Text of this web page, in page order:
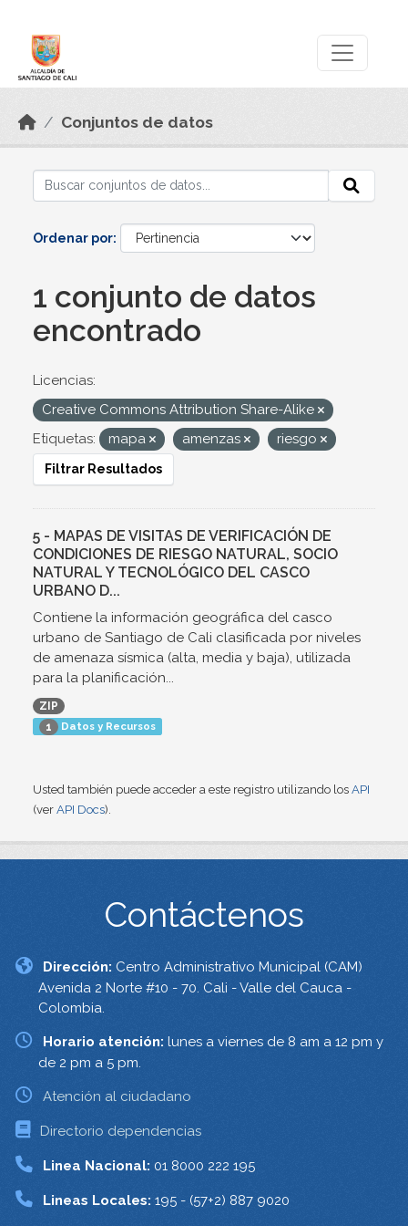
Conjuntos de datos
Ordenar por
1 conjunto de datos
encontrado
Licencias:
Creative Commons Attribution Share-Alike
Etiquetas:
mapa amenzas riesgo
Filtrar Resultados
5 - MAPAS DE VISITAS DE VERIFICACIÓN DE
CONDICIONES DE RIESGO NATURAL, SOCIO
NATURAL Y TECNOLÓGICO DEL CASCO
URBANO D...
Contiene la información geográfica del casco
urbano de Santiago de Cali clasificada por niveles
de amenaza sísmica (alta, media y baja), utilizada
para la planificación...
ZIP
1 Datos y Recursos
Usted también puede acceder a este registro utilizando los API
(ver API Docs).
Contáctenos
Dirección: Centro Administrativo Municipal (CAM)
Avenida 2 Norte #10 - 70. Cali - Valle del Cauca -
Colombia.
Horario atención: lunes a viernes de 8 am a 12 pm y
de 2 pm a 5 pm.
Atención al ciudadano
Directorio dependencias
Linea Nacional: 01 8000 222 195
Lineas Locales: 195 - (57+2) 887 9020